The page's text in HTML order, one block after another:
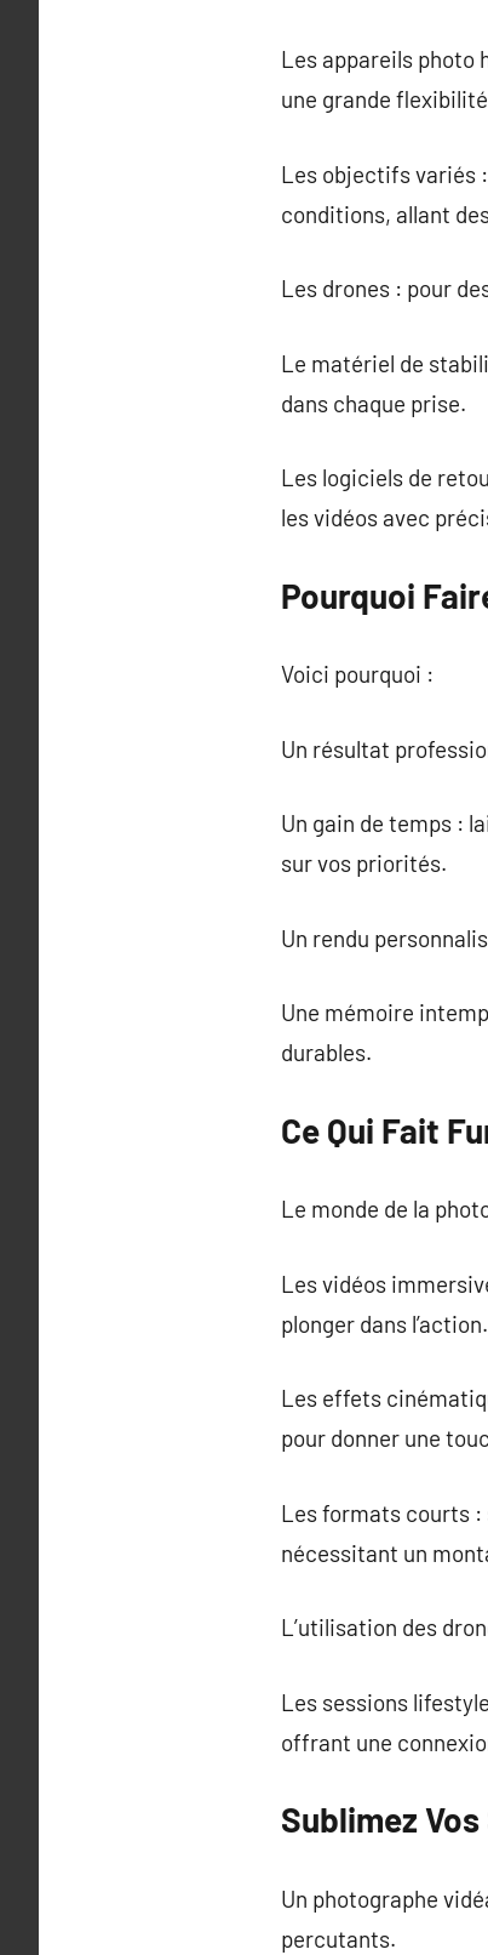
Les appareils photo
une grande
Les objectifs variés :
conditions, allant
Les drones : pour
Le matériel de
dans chaque prise.
Les logiciels de
les vidéos avec
Pourquoi
Voici pourquoi :
Un résultat
Un gain de temps :
sur vos priorités.
Un rendu
Une mémoire
durables.
Ce Qui Fait
Le monde de la
Les vidéos
plonger dans l’action.
Les effets
pour donner une
Les formats courts :
nécessitant un
L’utilisation des
Les sessions
offrant une
Sublimez
Un photographe
percutants.